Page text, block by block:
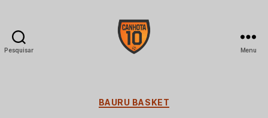
Pesquisar Menu
Categorias
BAURU BASKET